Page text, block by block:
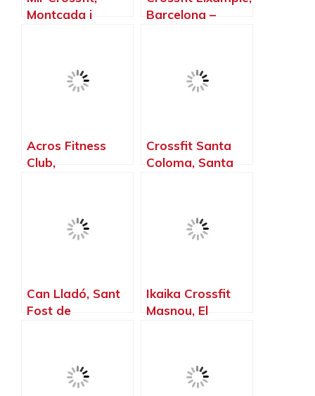
Montcada i
Barcelona –
Acros Fitness
Club,
Crossfit Santa
Coloma, Santa
Can Lladó, Sant
Fost de
Ikaika Crossfit
Masnou, El